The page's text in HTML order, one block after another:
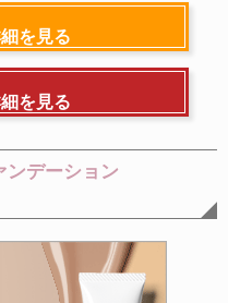
を見る
を見る
ンデーション